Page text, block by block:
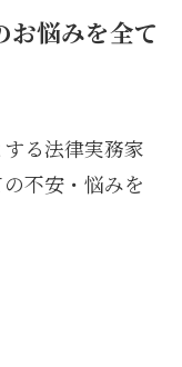
お悩みを全て
る法律実務家
不安・悩みを